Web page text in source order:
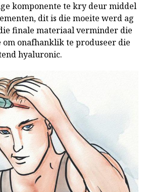
komponente te kry deur middel
dit is die moeite werd ag
finale materiaal verminder die
om onafhanklik te produseer die
hyaluronic.